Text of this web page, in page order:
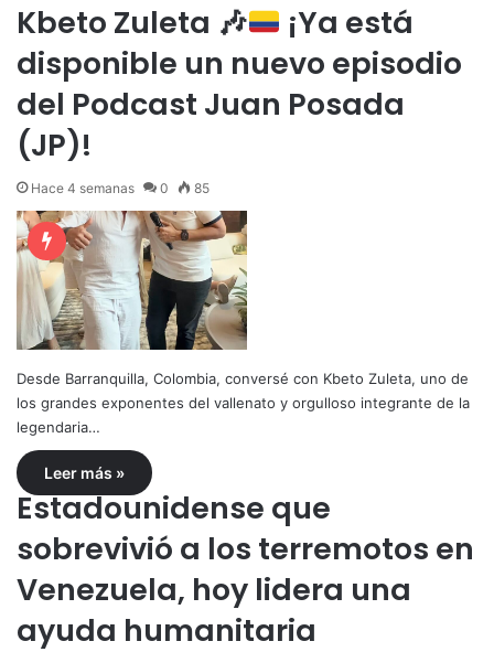
Kbeto Zuleta 🎶
¡Ya está
disponible un nuevo episodio
del Podcast Juan Posada
(JP)!
Hace 4 semanas 0 85
Desde Barranquilla, Colombia, conversé con Kbeto Zuleta, uno de
los grandes exponentes del vallenato y orgulloso integrante de la
legendaria…
Leer más »
Estadounidense que
sobrevivió a los terremotos en
Venezuela, hoy lidera una
ayuda humanitaria